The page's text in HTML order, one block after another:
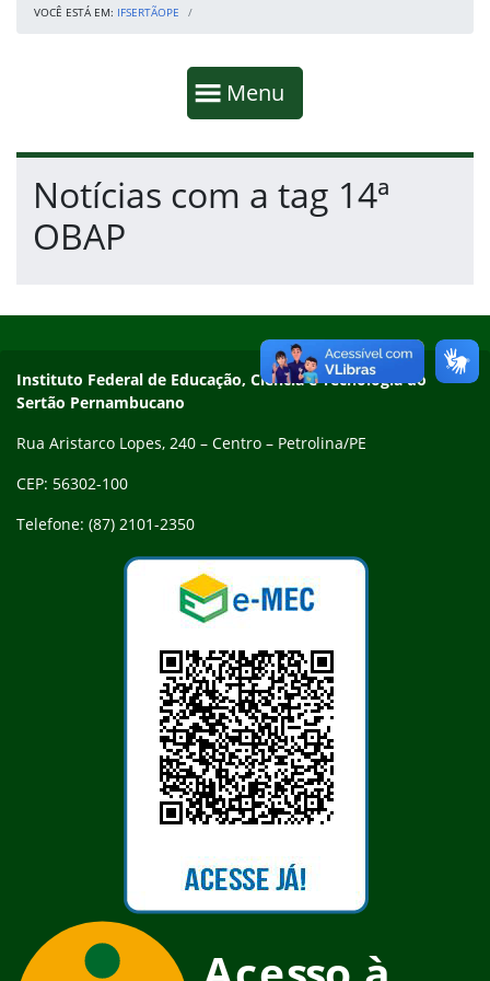
VOCÊ ESTÁ EM: IFSERTÃOPE
Mostrar
Menu
Fim da navegação
Início do conteúdo
Notícias com a tag 14ª
OBAP
Endereço
Instituto Federal de Educação, Ciência e Tecnologia do
Sertão Pernambucano
Rua Aristarco Lopes, 240 – Centro – Petrolina/PE
CEP: 56302-100
Telefone: (87) 2101-2350